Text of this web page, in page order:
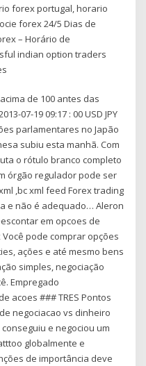
forex portugal, horario
forex 24/5 Dias de
– Horário de
indian option traders
acima de 100 antes das
07-19 09:17 : 00 USD JPY
parlamentares no Japão
subiu esta manhã. Com
o rótulo branco completo
órgão regulador pode ser
,bc xml feed Forex trading
e não é adequado… Aleron
em opcoes de
pode comprar opções
ações e até mesmo bens
simples, negociação
Empregado
acoes ### TRES Pontos
negociacao vs dinheiro
e negociou um
globalmente e
de importância deve